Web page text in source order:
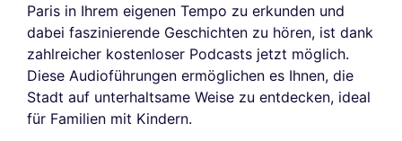
Paris in Ihrem eigenen Tempo zu erkunden und
dabei faszinierende Geschichten zu hören, ist dank
zahlreicher kostenloser Podcasts jetzt möglich.
Diese Audioführungen ermöglichen es Ihnen, die
Stadt auf unterhaltsame Weise zu entdecken, ideal
für Familien mit Kindern.